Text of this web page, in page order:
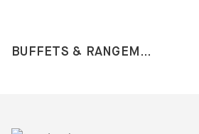
BUFFETS & RANGEMENTS